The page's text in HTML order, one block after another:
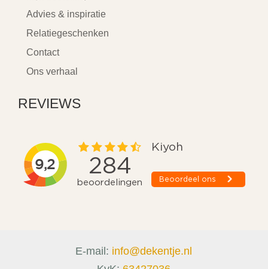
Advies & inspiratie
Relatiegeschenken
Contact
Ons verhaal
REVIEWS
E-mail: info@dekentje.nl